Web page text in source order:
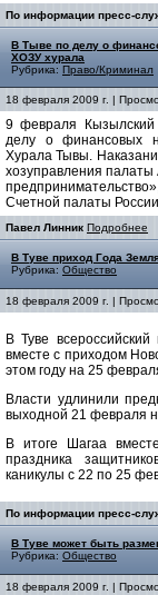
По информации пресс-
В Тыве по делу о
ХОЗУ хурала
Рубрика: Право/Криминал
18 февраля 2009 г. |
9 февраля Кызылский
делу о финансовых
Хурала Тывы.
хозуправления
Счетной палаты
Павел Линник Подробнее
В Туве приход Года
Рубрика: Общество
18 февраля 2009 г. |
В Туве
вместе с приходом
этом году на 25
Власти удлинили
выходной 21 февраля
В итоге Шагаа
праздника
каникулы с 22 по 25
По информации пресс-
В Туве может быть
Рубрика: Общество
18 февраля 2009 г. |